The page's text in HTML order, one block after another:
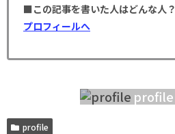
■この記事を書いた人はどんな人？
プロフィールへ
profile
profile